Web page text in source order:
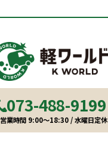
073-488-9199
営業時間 9:00～18:30 / 水曜日定休